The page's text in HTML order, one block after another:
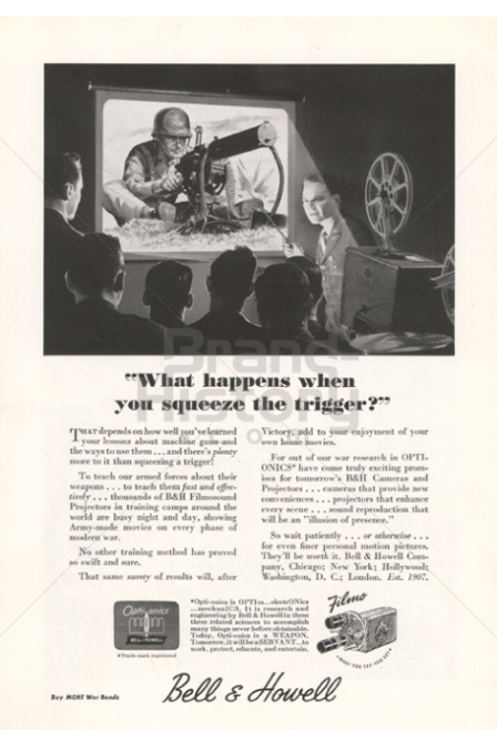
BELL & HOWELL BÖWE BELL & HOWELL 1944